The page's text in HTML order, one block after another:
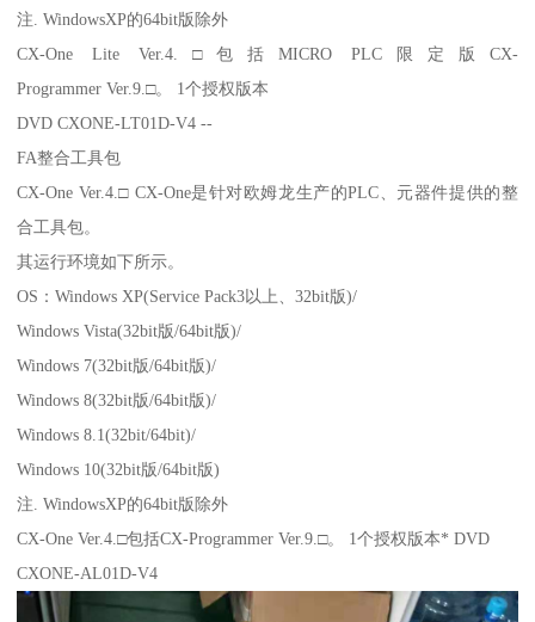
注. WindowsXP的64bit版除外
CX-One Lite Ver.4.□包括MICRO PLC限定版CX-
Programmer Ver.9.□。 1个授权版本
DVD CXONE-LT01D-V4 --
FA整合工具包
CX-One Ver.4.□ CX-One是针对欧姆龙生产的PLC、元器件提供的整
合工具包。
其运行环境如下所示。
OS：Windows XP(Service Pack3以上、32bit版)/
Windows Vista(32bit版/64bit版)/
Windows 7(32bit版/64bit版)/
Windows 8(32bit版/64bit版)/
Windows 8.1(32bit/64bit)/
Windows 10(32bit版/64bit版)
注. WindowsXP的64bit版除外
CX-One Ver.4.□包括CX-Programmer Ver.9.□。 1个授权版本* DVD
CXONE-AL01D-V4